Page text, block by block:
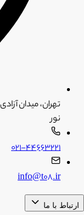
نور
۰۲۱-۴۴۶۶۳۲۲۱
info@t08.ir
ارتباط با ما